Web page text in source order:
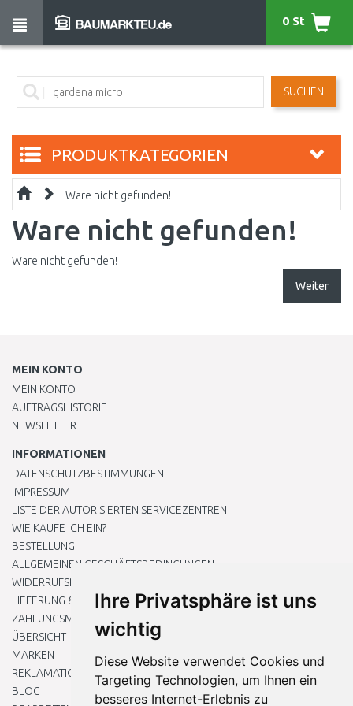
Ihre Privatsphäre ist uns
wichtig
Diese Website verwendet Cookies und
Targeting Technologien, um Ihnen ein
besseres Internet-Erlebnis zu
SUCHEN
0 St
PRODUKTKATEGORIEN
Ware nicht gefunden!
Ware nicht gefunden!
Ware nicht gefunden!
Weiter
MEIN KONTO
MEIN KONTO
AUFTRAGSHISTORIE
NEWSLETTER
INFORMATIONEN
DATENSCHUTZBESTIMMUNGEN
IMPRESSUM
LISTE DER AUTORISIERTEN SERVICEZENTREN
WIE KAUFE ICH EIN?
BESTELLUNG
ALLGEMEINEN GESCHÄFTSBEDINGUNGEN
WIDERRUFSRECHT
LIEFERUNG & ZAHLUNG
ZAHLUNGSMETHODEN
ÜBERSICHT
MARKEN
REKLAMATIONEN UND RETOUREN
BLOG